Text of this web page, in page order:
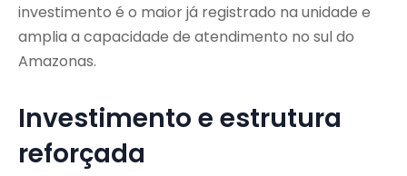
investimento é o maior já registrado na unidade e
amplia a capacidade de atendimento no sul do
Amazonas.
Investimento e estrutura
reforçada